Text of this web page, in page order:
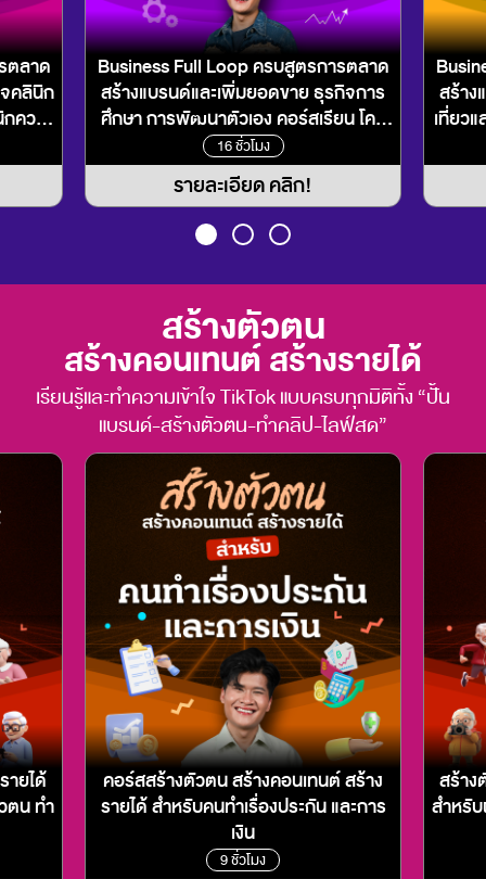
ตลาด
คลินิก
ความ
Business Full Loop ครบสูตรการตลาด
สร้างแบรนด์และเพิ่มยอดขาย ธุรกิจการ
ศึกษา การพัฒนาตัวเอง คอร์สเรียน โคช
ชิ่ง
16 ชั่วโมง
รายละเอียด คลิก!
สร้าง
เที่ยว
สร้างตัวตน
สร้างคอนเทนต์ สร้างรายได้
เรียนรู้และทำความเข้าใจ TikTok แบบครบทุกมิติทั้ง “ปั้น
แบรนด์-สร้างตัวตน-ทำคลิป-ไลฟ์สด”
ายได้
ตน ทำ
คอร์สสร้างตัวตน สร้างคอนเทนต์ สร้าง
รายได้ สำหรับคนทำเรื่องประกัน และการ
เงิน
9 ชั่วโมง
สร้าง
สำหรั